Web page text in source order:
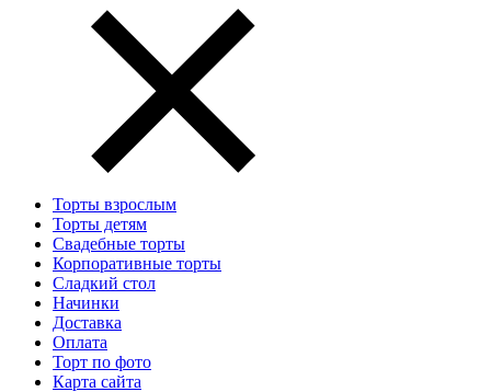
Торты взрослым
Торты детям
Свадебные торты
Корпоративные торты
Сладкий стол
Начинки
Доставка
Оплата
Торт по фото
Карта сайта